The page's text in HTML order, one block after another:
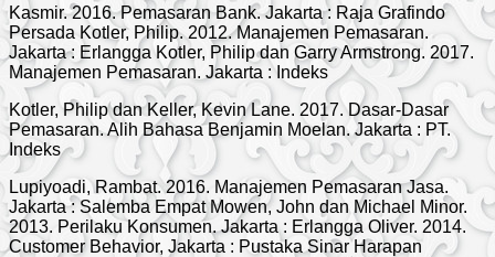
Kasmir. 2016. Pemasaran Bank. Jakarta : Raja Grafindo
Persada Kotler, Philip. 2012. Manajemen Pemasaran.
Jakarta : Erlangga Kotler, Philip dan Garry Armstrong. 2017.
Manajemen Pemasaran. Jakarta : Indeks
Kotler, Philip dan Keller, Kevin Lane. 2017. Dasar-Dasar
Pemasaran. Alih Bahasa Benjamin Moelan. Jakarta : PT.
Indeks
Lupiyoadi, Rambat. 2016. Manajemen Pemasaran Jasa.
Jakarta : Salemba Empat Mowen, John dan Michael Minor.
2013. Perilaku Konsumen. Jakarta : Erlangga Oliver. 2014.
Customer Behavior, Jakarta : Pustaka Sinar Harapan